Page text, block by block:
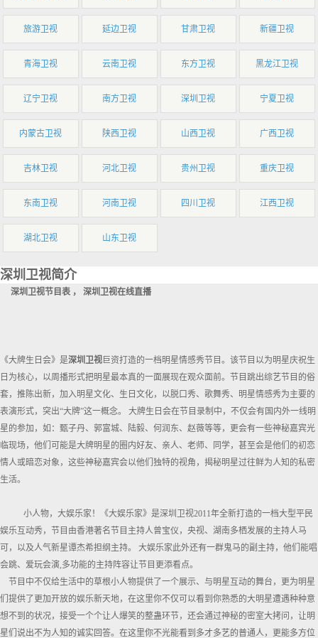
旅游卫视 延边卫视 甘肃卫视 新疆卫视
青海卫视 云南卫视 东方卫视 黑龙江卫视
辽宁卫视 南方卫视 深圳卫视 宁夏卫视
内蒙古卫视 陕西卫视 山西卫视 广西卫视
吉林卫视 河北卫视 贵州卫视 重庆卫视
东南卫视 河南卫视 四川卫视 江西卫视
湖北卫视 山东卫视
深圳卫视简介
深圳卫视节目表 ， 深圳卫视在线直播
《大牌生日会》是深圳卫视 巨资打造的一档明星情感秀节目。该节目以为明星庆祝生
日为核心，以周播形式把明星最本真的一面展现在观众面前。节目跳出综艺节目的俗
套，推陈出新，加入明星文化、生日文化，以脱口秀、歌舞秀、明星情感秀为主要的
表演形式，突出“大牌”这一概念。 大牌生日会在节目录制中，不仅会有国内外一线明
星的参加，如：甄子丹、郭富城、陆毅、何润东、赵薇等等，更会有一些神秘嘉宾光
临现场，他们可能是大牌明星的圈内好友、亲人、老师、同学，甚至会是他们的初恋
情人或暗恋对象，这些神秘嘉宾会以他们独特的视角，揭秘明星过往鲜为人知的私密
生活。
小人物，大娱乐家！《大娱乐家》是深圳卫视2011年全新打造的一档大型平民
娱乐互动秀，节目由香港著名节目主持人曾宝仪，央视、湖南多栖发展的主持人马
可，以及人气新星谭杰希担纲主持。 大娱乐家此外还有一群鬼马的副主持，他们能唱
会跳、爱玩会演,多功能的主持阵容让节目更添看点。
节目中不仅给生活中的草根小人物提供了一个展示、与明星互动的舞台，更为明星
们提供了更加开放的娱乐新天地，在这里你不仅可以看到你熟悉的大明星遭遇种种意
想不到的状况，接受一个个让人爆笑的整蛊环节，还会通过神秘的密室大拷问，让明
星们说出不为人知的诚实回答。在这里你不光能看到多才多艺的普通人，更能多方位